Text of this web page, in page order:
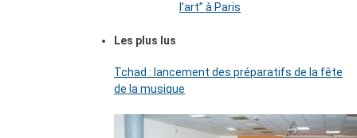
l’art’’ à Paris
Les plus lus
Tchad : lancement des préparatifs de la fête
de la musique